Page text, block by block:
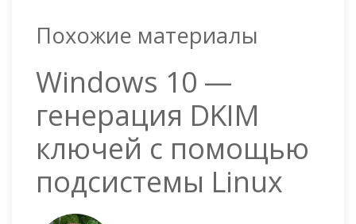
Похожие материалы
Windows 10 —
генерация DKIM
ключей с помощью
подсистемы Linux